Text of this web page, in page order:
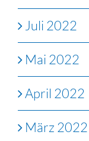
Juli 2022
Mai 2022
April 2022
März 2022